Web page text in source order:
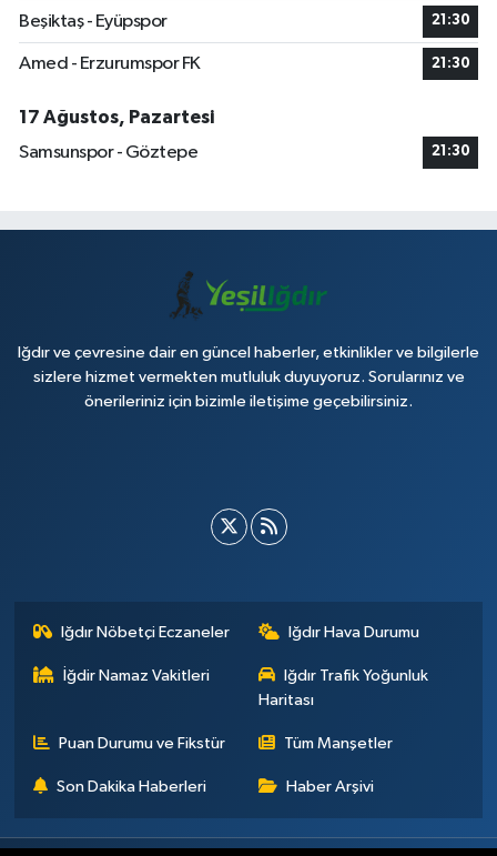
Beşiktaş - Eyüpspor 21:30
Amed - Erzurumspor FK 21:30
17 Ağustos, Pazartesi
Samsunspor - Göztepe
21:30
Iğdır ve çevresine dair en güncel haberler, etkinlikler ve bilgilerle
sizlere hizmet vermekten mutluluk duyuyoruz. Sorularınız ve
önerileriniz için bizimle iletişime geçebilirsiniz.
Iğdır Nöbetçi Eczaneler Iğdır Hava Durumu
İğdir Namaz Vakitleri
Iğdır Trafik Yoğunluk
Haritası
Puan Durumu ve Fikstür Tüm Manşetler
Son Dakika Haberleri Haber Arşivi